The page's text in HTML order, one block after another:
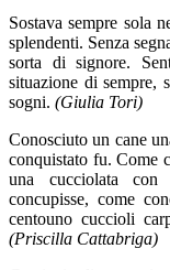
Sostava sempre sola
splendenti. Senza
sorta di signore.
situazione di sempre,
sogni. (Giulia Tori)
Conosciuto un cane
conquistato fu. Come
una cucciolata con
concupisse, come
centouno cuccioli
(Priscilla Cattabriga)